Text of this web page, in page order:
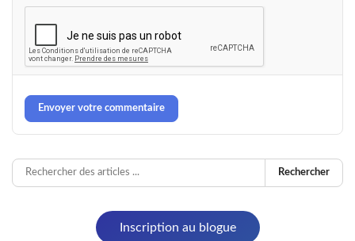
Envoyer votre commentaire
Rechercher
Inscription au blogue